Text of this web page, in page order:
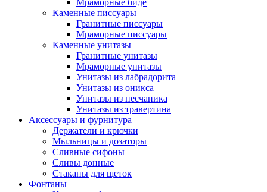
Мраморные биде
Каменные писсуары
Гранитные писсуары
Мраморные писсуары
Каменные унитазы
Гранитные унитазы
Мраморные унитазы
Унитазы из лабрадорита
Унитазы из оникса
Унитазы из песчаника
Унитазы из травертина
Аксессуары и фурнитура
Держатели и крючки
Мыльницы и дозаторы
Сливные сифоны
Сливы донные
Стаканы для щеток
Фонтаны